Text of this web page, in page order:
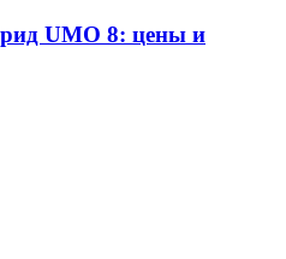
UMO 8: цены и